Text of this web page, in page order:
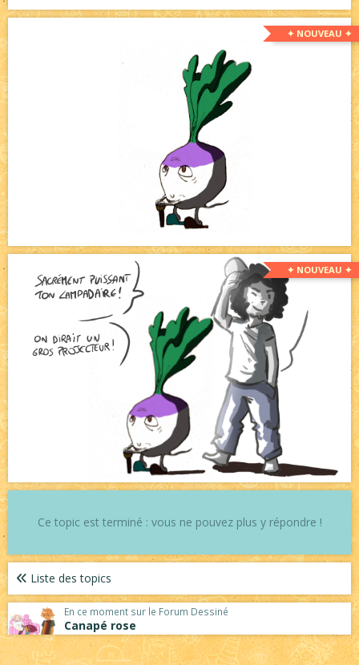
✦ NOUVEAU ✦
✦ NOUVEAU ✦
Ce topic est terminé : vous ne pouvez plus y répondre !
Liste des topics
En ce moment sur le Forum Dessiné
Canapé rose